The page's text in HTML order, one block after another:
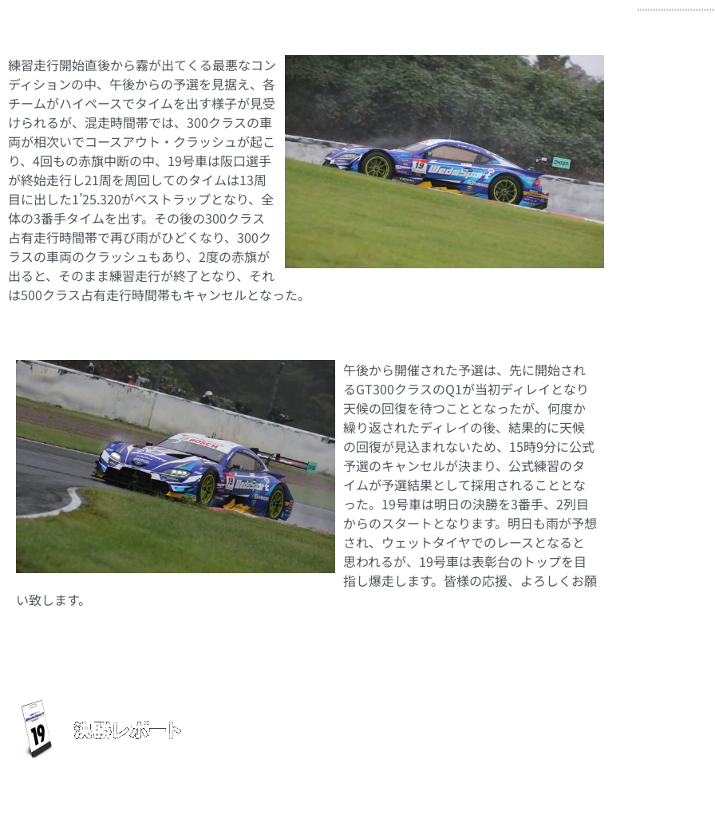
練習走行開始直後から霧が出てくる最悪なコン
ディションの中、午後からの予選を見据え、各
チームがハイペースでタイムを出す様子が見受
けられるが、混走時間帯では、300クラスの車
両が相次いでコースアウト・クラッシュが起こ
り、4回もの赤旗中断の中、19号車は阪口選手
が終始走行し21周を周回してのタイムは13周
目に出した1’25.320がベストラップとなり、全
体の3番手タイムを出す。その後の300クラス
占有走行時間帯で再び雨がひどくなり、300ク
ラスの車両のクラッシュもあり、2度の赤旗が
出ると、そのまま練習走行が終了となり、それ
は500クラス占有走行時間帯もキャンセルとなった。
午後から開催された予選は、先に開始され
るGT300クラスのQ1が当初ディレイとなり
天候の回復を待つこととなったが、何度か
繰り返されたディレイの後、結果的に天候
の回復が見込まれないため、15時9分に公式
予選のキャンセルが決まり、公式練習のタ
イムが予選結果として採用されることとな
った。19号車は明日の決勝を3番手、2列目
からのスタートとなります。明日も雨が予想
され、ウェットタイヤでのレースとなると
思われるが、19号車は表彰台のトップを目
指し爆走します。皆様の応援、よろしくお願
い致します。